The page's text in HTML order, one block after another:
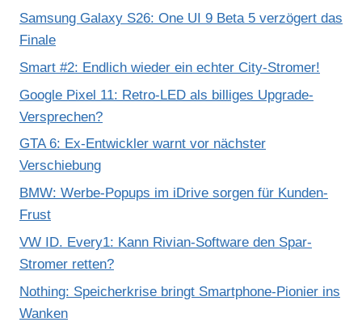
Samsung Galaxy S26: One UI 9 Beta 5 verzögert das
Finale
Smart #2: Endlich wieder ein echter City-Stromer!
Google Pixel 11: Retro-LED als billiges Upgrade-
Versprechen?
GTA 6: Ex-Entwickler warnt vor nächster
Verschiebung
BMW: Werbe-Popups im iDrive sorgen für Kunden-
Frust
VW ID. Every1: Kann Rivian-Software den Spar-
Stromer retten?
Nothing: Speicherkrise bringt Smartphone-Pionier ins
Wanken